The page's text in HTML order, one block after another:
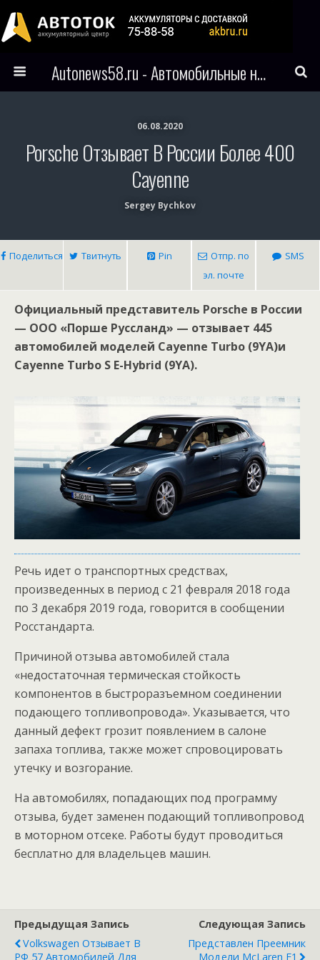
Autonews58.ru - Автомобильные новости Пензы и всего мира
06.08.2020
Porsche Отзывает В России Более 400
Cayenne
Sergey Bychkov
Поделиться Твитнуть Pin
Отпр. по
эл. почте
SMS
Официальный представитель Porsche в России
— ООО «Порше Руссланд» — отзывает 445
автомобилей моделей Cayenne Turbo (9YA)и
Cayenne Turbo S E-Hybrid (9YA).
Речь идет о транспортных средствах,
произведенных в период с 21 февраля 2018 года
по 3 декабря 2019 года, говорится в сообщении
Росстандарта.
Причиной отзыва автомобилей стала
«недостаточная термическая стойкость
компонентов в быстроразъемном соединении
подающего топливопровода». Указывается, что
данный дефект грозит появлением в салоне
запаха топлива, также может спровоцировать
утечку и возгорание.
На автомобилях, попадающих под программу
отзыва, будет заменен подающий топливопровод
в моторном отсеке. Работы будут проводиться
бесплатно для владельцев машин.
Предыдущая Запись
Volkswagen Отзывает В
РФ 57 Автомобилей Для
Следующая Запись
Представлен Преемник
Модели McLaren F1